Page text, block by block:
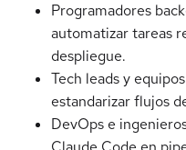
Programadores
automatizar tareas
despliegue.
Tech leads y
estandarizar flujos
DevOps e